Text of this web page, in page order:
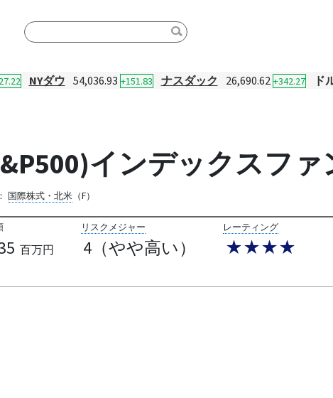
NYダウ 54,036.93 +151.83 ナスダック 26,690.62 +342.27 ド
インデックスファ
国際株式・北米（F）
百万円
リスクメジャー
4（やや高い）
レーティング
★★★★